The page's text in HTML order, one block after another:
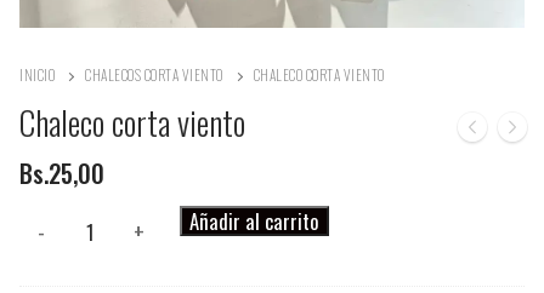
INICIO CHALECOS CORTA VIENTO CHALECO CORTA VIENTO
Chaleco corta viento
Bs.25,00
- + Añadir al carrito